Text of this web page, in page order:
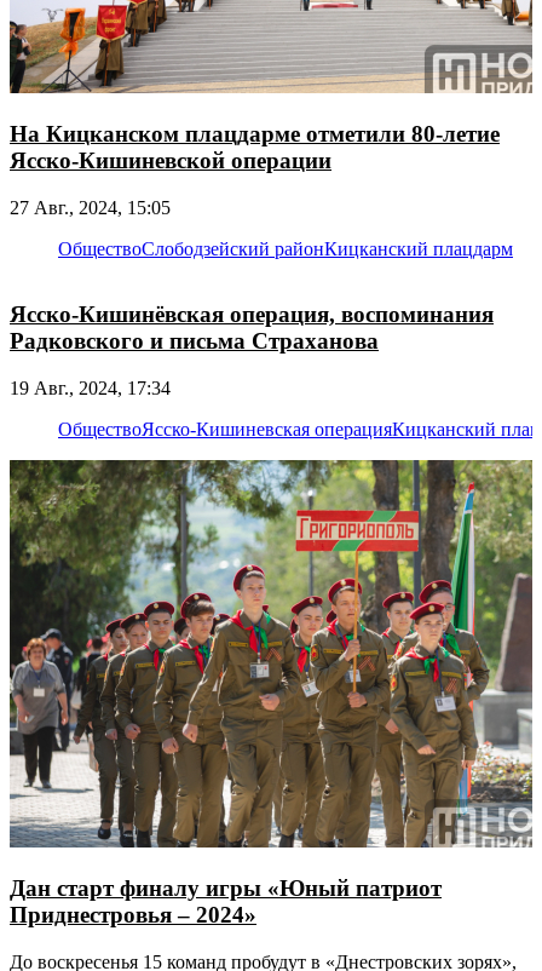
На Кицканском плацдарме отметили 80-летие
Ясско-Кишиневской операции
27 Авг., 2024, 15:05
ОбществоСлободзейский районКицканский плацдарм
Ясско-Кишинёвская операция, воспоминания
Радковского и письма Страханова
19 Авг., 2024, 17:34
ОбществоЯсско-Кишиневская операцияКицканский
Дан старт финалу игры «Юный патриот
Приднестровья – 2024»
До воскресенья 15 команд пробудут в «Днестровских зорях»,